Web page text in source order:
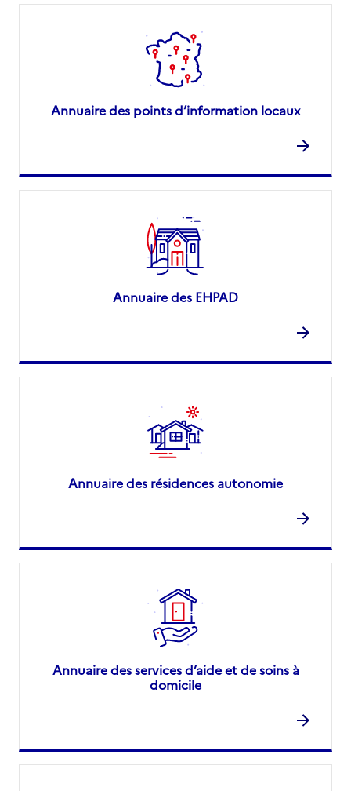
Annuaire des points d’information locaux
Annuaire des EHPAD
Annuaire des résidences autonomie
Annuaire des services d’aide et de soins à
domicile